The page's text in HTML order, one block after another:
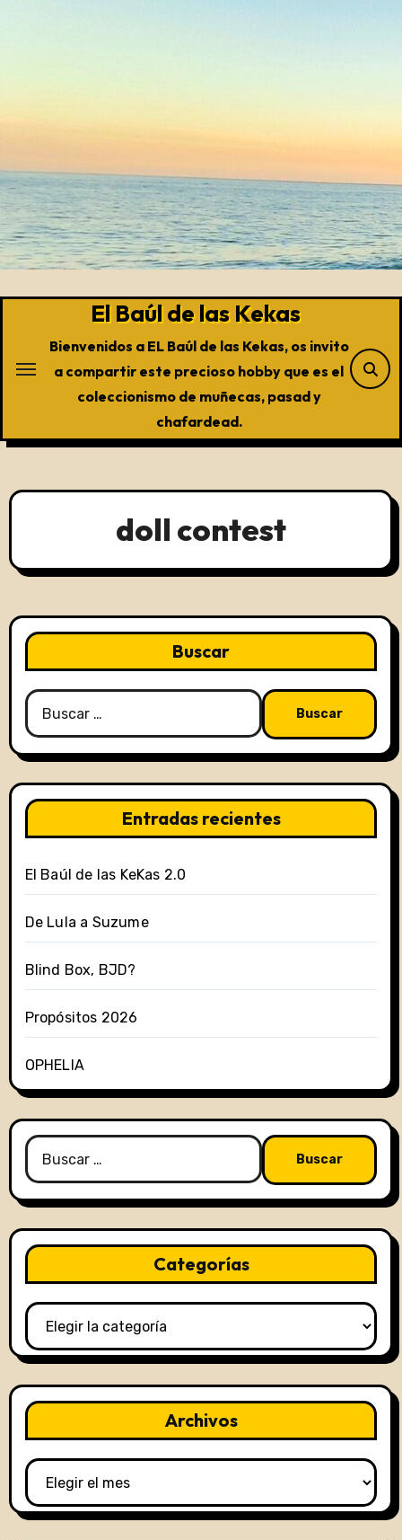
El Baúl de las Kekas
Bienvenidos a EL Baúl de las Kekas, os invito
a compartir este precioso hobby que es el
coleccionismo de muñecas, pasad y
chafardead.
doll contest
Buscar
Buscar:
Entradas recientes
El Baúl de las KeKas 2.0
De Lula a Suzume
Blind Box, BJD?
Propósitos 2026
OPHELIA
Buscar:
Categorías
Categorías
Archivos
Archivos